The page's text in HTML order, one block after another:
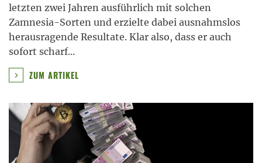
letzten zwei Jahren ausführlich mit solchen
Zamnesia-Sorten und erzielte dabei ausnahmslos
herausragende Resultate. Klar also, dass er auch
sofort scharf...
ZUM ARTIKEL